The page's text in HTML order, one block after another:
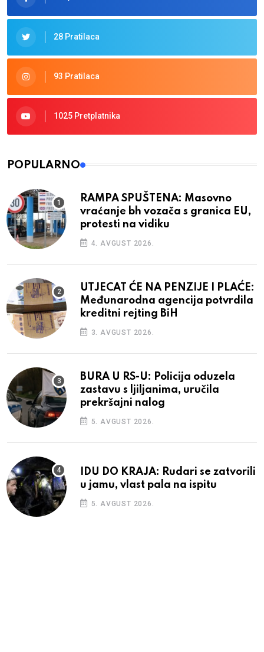
28 Pratilaca
93 Pratilaca
1025 Pretplatnika
POPULARNO
RAMPA SPUŠTENA: Masovno
vraćanje bh vozača s granica EU,
protesti na vidiku
4. AVGUST 2026.
UTJECAT ĆE NA PENZIJE I PLAĆE:
Međunarodna agencija potvrdila
kreditni rejting BiH
3. AVGUST 2026.
BURA U RS-U: Policija oduzela
zastavu s ljiljanima, uručila
prekršajni nalog
5. AVGUST 2026.
IDU DO KRAJA: Rudari se zatvorili
u jamu, vlast pala na ispitu
5. AVGUST 2026.